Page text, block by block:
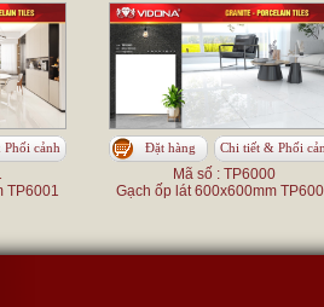
cảnh
TP6001
Đặt hàng Chi tiết & Phối
Mã số : TP6000
Gạch ốp lát 600x600mm